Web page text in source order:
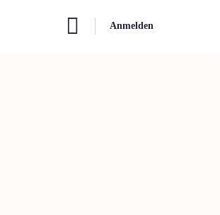
Anmelden